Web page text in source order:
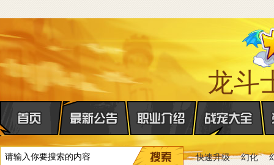
龙斗
快速升级 幻化